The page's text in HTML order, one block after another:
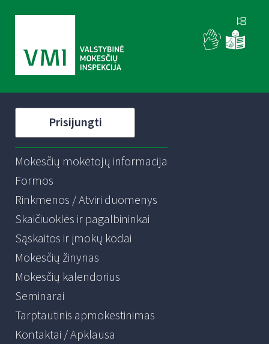
Prisijungti
Mokesčių mokėtojų informacija
Formos
Rinkmenos / Atviri duomenys
Skaičiuoklės ir pagalbininkai
Sąskaitos ir įmokų kodai
Mokesčių žinynas
Mokesčių kalendorius
Seminarai
Tarptautinis apmokestinimas
Kontaktai / Apklausa